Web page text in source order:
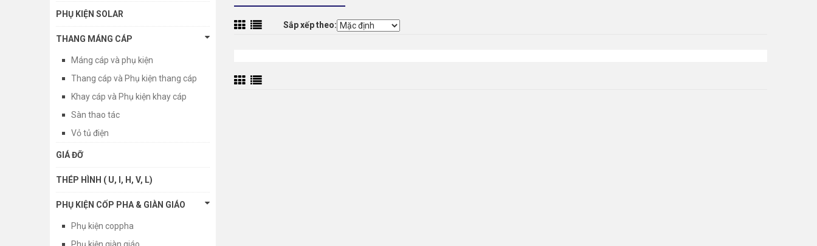
Sắp xếp theo:
PHỤ KIỆN SOLAR
THANG MÁNG CÁP
Máng cáp và phụ kiện
Thang cáp và Phụ kiện thang cáp
Khay cáp và Phụ kiện khay cáp
Sàn thao tác
Vỏ tủ điện
GIÁ ĐỠ
THÉP HÌNH ( U, I, H, V, L)
PHỤ KIỆN CỐP PHA & GIÀN GIÁO
Phụ kiện coppha